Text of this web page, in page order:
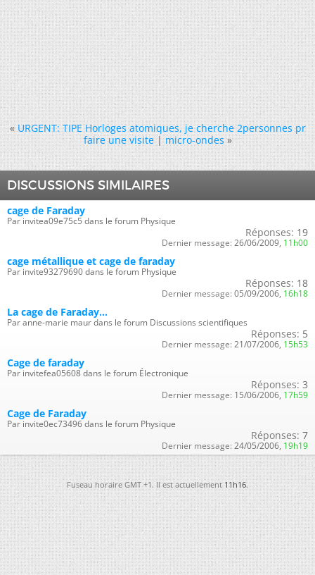
« URGENT: TIPE Horloges atomiques, je cherche 2personnes pr
faire une visite|micro-ondes »
DISCUSSIONS SIMILAIRES
cage de Faraday
Par invitea09e75c5 dans le forum Physique
Réponses: 19
Dernier message: 26/06/2009, 11h00
cage métallique et cage de faraday
Par invite93279690 dans le forum Physique
Réponses: 18
Dernier message: 05/09/2006, 16h18
La cage de Faraday...
Par anne-marie maur dans le forum Discussions scientifiques
Réponses: 5
Dernier message: 21/07/2006, 15h53
Cage de faraday
Par invitefea05608 dans le forum Électronique
Réponses: 3
Dernier message: 15/06/2006, 17h59
Cage de Faraday
Par invite0ec73496 dans le forum Physique
Réponses: 7
Dernier message: 24/05/2006, 19h19
Fuseau horaire GMT +1. Il est actuellement11h16.